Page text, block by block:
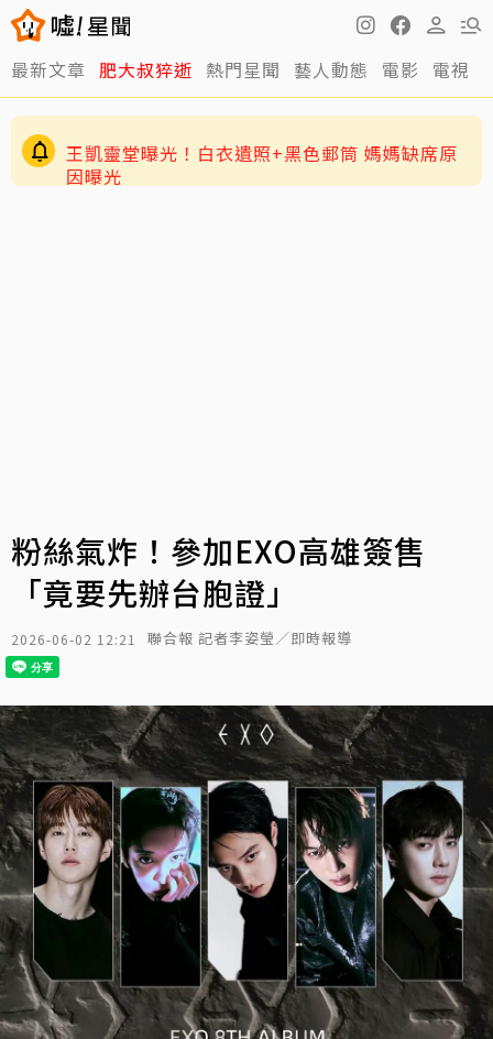
最新文章 肥大叔猝逝 熱門星聞 藝人動態 電影 電視
王凱靈堂曝光！白衣遺照+黑色郵筒 媽媽缺席原
因曝光
粉絲氣炸！參加EXO高雄簽售
「竟要先辦台胞證」
2026-06-02 12:21 聯合報 記者李姿瑩／即時報導